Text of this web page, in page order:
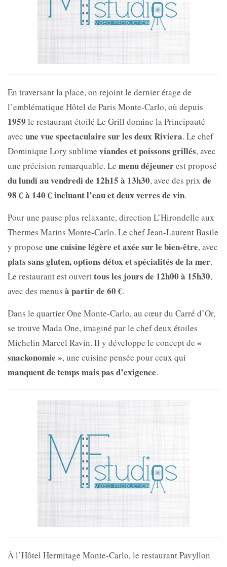
En traversant la place, on rejoint le dernier étage de
l’emblématique Hôtel de Paris Monte-Carlo, où depuis
1959 le restaurant étoilé Le Grill domine la Principauté
avec une vue spectaculaire sur les deux Riviera. Le chef
Dominique Lory sublime viandes et poissons grillés, avec
une précision remarquable. Le menu déjeunerest proposé
du lundi au vendredi de 12h15 à 13h30, avec des prix de
98 € à 140 € incluant l’eau et deux verres de vin.
Pour une pause plus relaxante, direction L’Hirondelle aux
Thermes Marins Monte-Carlo. Le chefJean-Laurent Basile
y propose une cuisine légère et axée sur le bien-être, avec
plats sans gluten, options détox et spécialités de la mer.
Le restaurant est ouverttous les jours de 12h00 à 15h30,
avec des menus à partir de 60 €.
Dans le quartierOne Monte-Carlo, au cœur du Carré d’Or,
se trouve Mada One, imaginé par le chef deux étoiles
Michelin Marcel Ravin. Il y développe le concept de «
snackonomie », une cuisine pensée pour ceux qui
manquent de temps mais pas d’exigence.
À l’Hôtel Hermitage Monte-Carlo, le restaurant Pavyllon